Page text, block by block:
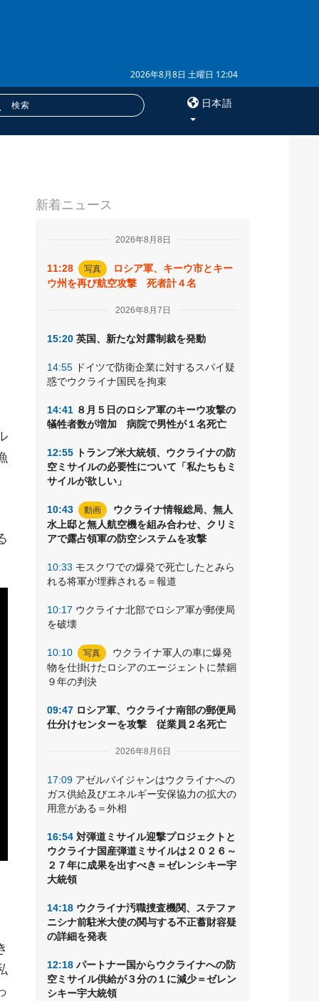
2026年8月8日 土曜日 12:04
日本語
購読
新着ニュース
2026年8月8日
11:28 写真
ロシア軍、キーウ市とキー
ウ州を再び航空攻撃 死者計４名
2026年8月7日
15:20 英国、新たな対露制裁を発動
14:55 ドイツで防衛企業に対するスパイ疑
惑でウクライナ国民を拘束
14:41 ８月５日のロシア軍のキーウ攻撃の
犠牲者数が増加 病院で男性が１名死亡
12:55 トランプ米大統領、ウクライナの防
空ミサイルの必要性について「私たちもミ
サイルが欲しい」
10:43 動画
ウクライナ情報総局、無人
水上邸と無人航空機を組み合わせ、クリミ
アで露占領軍の防空システムを攻撃
10:33 モスクワでの爆発で死亡したとみら
れる将軍が埋葬される＝報道
10:17 ウクライナ北部でロシア軍が郵便局
を破壊
10:10 写真
ウクライナ軍人の車に爆発
物を仕掛けたロシアのエージェントに禁錮
９年の判決
09:47 ロシア軍、ウクライナ南部の郵便局
仕分けセンターを攻撃 従業員２名死亡
2026年8月6日
17:09 アゼルバイジャンはウクライナへの
ガス供給及びエネルギー安保協力の拡大の
用意がある＝外相
16:54 対弾道ミサイル迎撃プロジェクトと
ウクライナ国産弾道ミサイルは２０２６～
２７年に成果を出すべき＝ゼレンシキー宇
大統領
14:18 ウクライナ汚職捜査機関、ステファ
ニシナ前駐米大使の関与する不正蓄財容疑
の詳細を発表
12:18 パートナー国からウクライナへの防
空ミサイル供給が３分の１に減少＝ゼレン
シキー宇大統領